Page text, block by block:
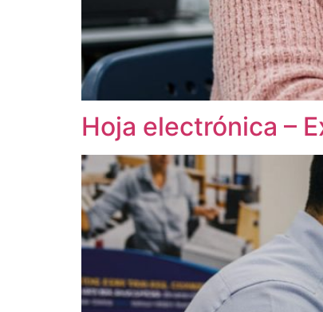
Hoja electrónica –